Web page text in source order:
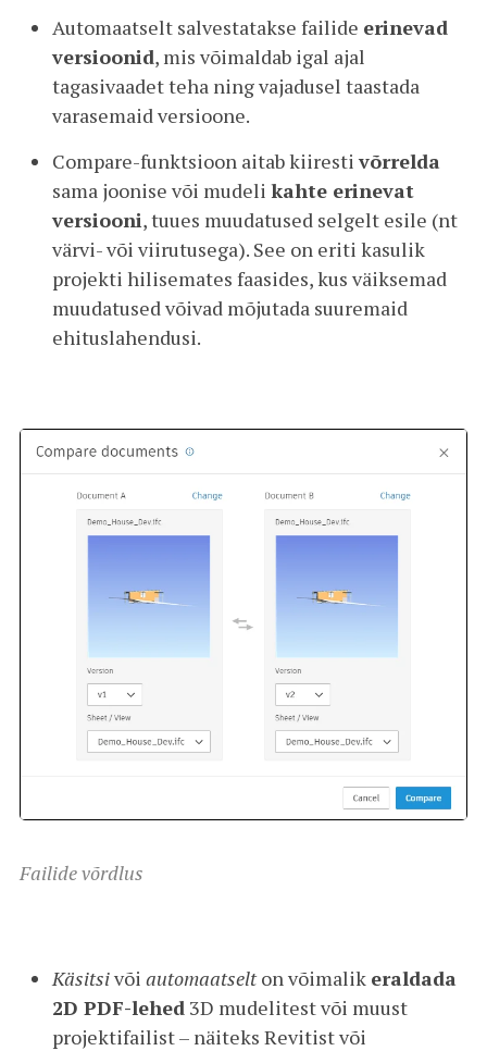
Automaatselt salvestatakse failide erinevad
versioonid, mis võimaldab igal ajal
tagasivaadet teha ning vajadusel taastada
varasemaid versioone.
Compare-funktsioon aitab kiirestivõrrelda
sama joonise või mudeli kahte erinevat
versiooni, tuues muudatused selgelt esile (nt
värvi- või viirutusega). See on eriti kasulik
projekti hilisemates faasides, kus väiksemad
muudatused võivad mõjutada suuremaid
ehituslahendusi.
Failide võrdlus
Käsitsivõi automaatselton võimalik eraldada
2D PDF-lehed 3D mudelitest või muust
projektifailist – näiteks Revitist või